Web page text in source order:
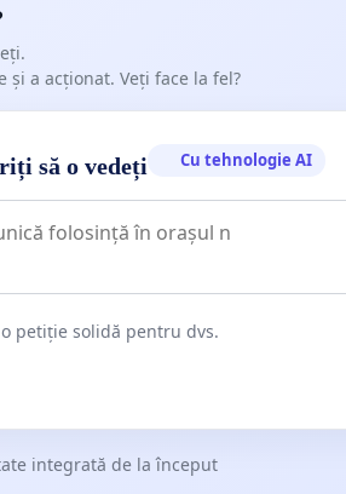
a acționat. Veți face la fel?
să o vedeți Cu tehnologie AI
petiție solidă pentru dvs.
integrată de la început